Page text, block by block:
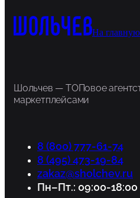
На главную
Шольчев — ТОПовое
маркетплейсами
8 (800) 777-61-74
8 (495) 473-19-84
zakaz@sholchev.ru
Пн–Пт.: 09:00-18:00